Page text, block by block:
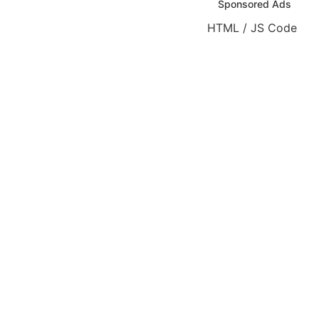
Sponsored Ads
HTML / JS Code